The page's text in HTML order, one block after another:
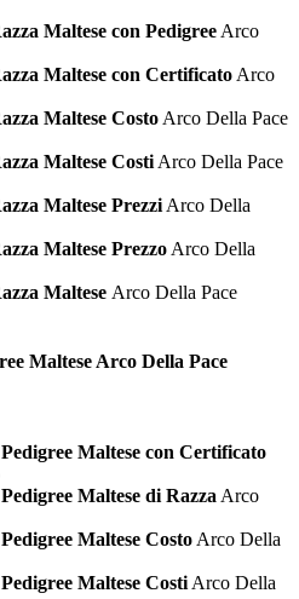
Maltese con Pedigree Arco
Maltese con Certificato Arco
Maltese Costo Arco Della Pace
Maltese Costi Arco Della Pace
Maltese Prezzi Arco Della
Maltese Prezzo Arco Della
Maltese Arco Della Pace
Maltese Arco Della Pace
Maltese con Certificato
Maltese di Razza Arco
Maltese Costo Arco Della
Maltese Costi Arco Della